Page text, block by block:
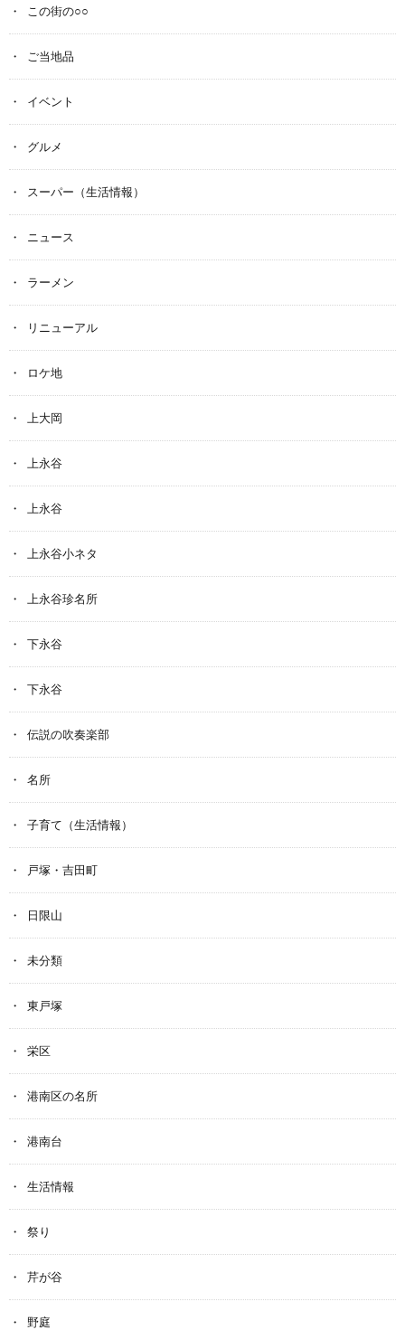
この街の○○
ご当地品
イベント
グルメ
スーパー（生活情報）
ニュース
ラーメン
リニューアル
ロケ地
上大岡
上永谷
上永谷
上永谷小ネタ
上永谷珍名所
下永谷
下永谷
伝説の吹奏楽部
名所
子育て（生活情報）
戸塚・吉田町
日限山
未分類
東戸塚
栄区
港南区の名所
港南台
生活情報
祭り
芹が谷
野庭